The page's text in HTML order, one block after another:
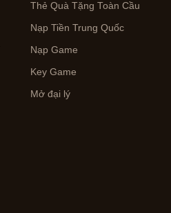
Thẻ Quà Tặng Toàn Cầu
Nạp Tiền Trung Quốc
Nạp Game
Key Game
Mở đại lý